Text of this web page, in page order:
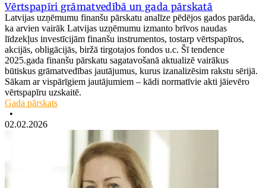
Vērtspapīri grāmatvedībā un gada pārskatā
Latvijas uzņēmumu finanšu pārskatu analīze pēdējos gados parāda,
ka arvien vairāk Latvijas uzņēmumu izmanto brīvos naudas
līdzekļus investīcijām finanšu instrumentos, tostarp vērtspapīros,
akcijās, obligācijās, biržā tirgotajos fondos u.c. Šī tendence
2025.gada finanšu pārskatu sagatavošanā aktualizē vairākus
būtiskus grāmatvedības jautājumus, kurus izanalizēsim rakstu sērijā.
Sākam ar vispārīgiem jautājumiem – kādi normatīvie akti jāievēro
vērtspapīru uzskaitē.
Gada pārskats
•
02.02.2026